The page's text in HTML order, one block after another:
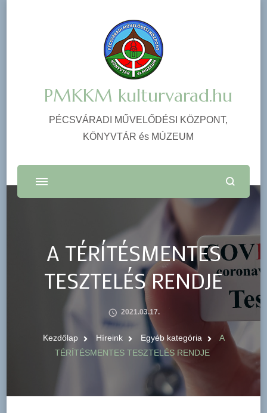
PMKKM kulturvarad.hu
PÉCSVÁRADI MŰVELŐDÉSI KÖZPONT,
KÖNYVTÁR és MÚZEUM
A TÉRÍTÉSMENTES
TESZTELÉS RENDJE
2021.03.17.
Kezdőlap Híreink Egyéb kategória
A
TÉRÍTÉSMENTES TESZTELÉS RENDJE